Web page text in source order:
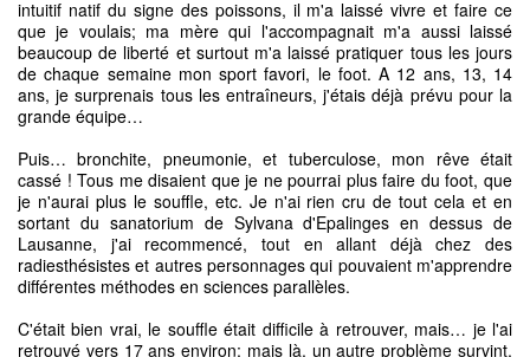
intuitif natif du signe des poissons, il m'a laissé vivre et faire ce
que je voulais; ma mère qui l'accompagnait m'a aussi laissé
beaucoup de liberté et surtout m'a laissé pratiquer tous les jours
de chaque semaine mon sport favori, le foot. A 12 ans, 13, 14
ans, je surprenais tous les entraîneurs, j'étais déjà prévu pour la
grande équipe…
Puis… bronchite, pneumonie, et tuberculose, mon rêve était
cassé ! Tous me disaient que je ne pourrai plus faire du foot, que
je n'aurai plus le souffle, etc. Je n'ai rien cru de tout cela et en
sortant du sanatorium de Sylvana d'Epalinges en dessus de
Lausanne, j'ai recommencé, tout en allant déjà chez des
radiesthésistes et autres personnages qui pouvaient m'apprendre
différentes méthodes en sciences parallèles.
C'était bien vrai, le souffle était difficile à retrouver, mais… je l'ai
retrouvé vers 17 ans environ; mais là, un autre problème survint,